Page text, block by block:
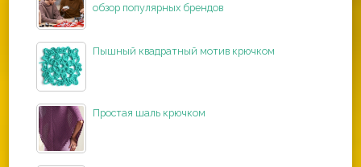
обзор популярных брендов
Пышный квадратный мотив крючком
Простая шаль крючком